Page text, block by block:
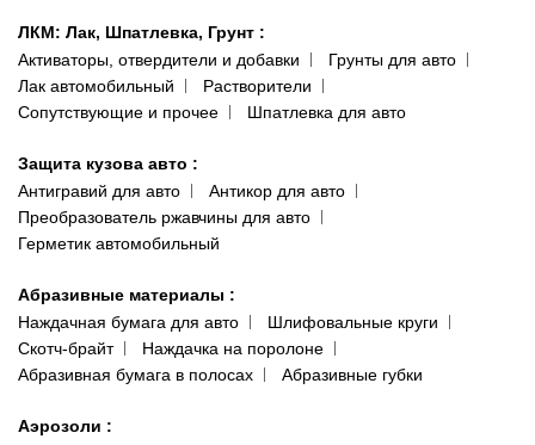
ЛКМ: Лак, Шпатлевка, Грунт :
Активаторы, отвердители и добавки
Грунты для авто
Лак автомобильный
Растворители
Сопутствующие и прочее
Шпатлевка для авто
Защита кузова авто :
Антигравий для авто
Антикор для авто
Преобразователь ржавчины для авто
Герметик автомобильный
Абразивные материалы :
Наждачная бумага для авто
Шлифовальные круги
Скотч-брайт
Наждачка на поролоне
Абразивная бумага в полосах
Абразивные губки
Аэрозоли :